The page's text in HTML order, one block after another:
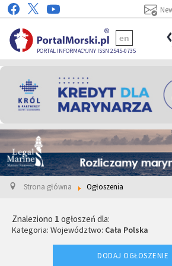
PORTAL INFORMACYJNY ISSN 2545-0735
en
Strona główna Ogłoszenia
Znaleziono 1 ogłoszeń dla:
Kategoria: Województwo: Cała Polska
DODAJ OGŁOSZENIE